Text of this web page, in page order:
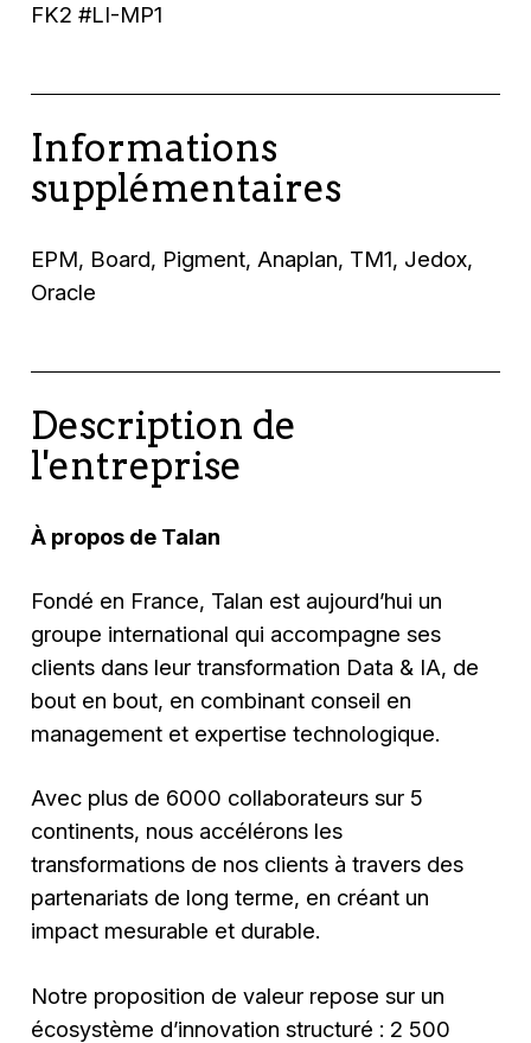
FK2 #LI-MP1
Informations
supplémentaires
EPM, Board, Pigment, Anaplan, TM1, Jedox,
Oracle
Description de
l'entreprise
À propos de Talan
Fondé en France, Talan est aujourd’hui un
groupe international qui accompagne ses
clients dans leur transformation Data & IA, de
bout en bout, en combinant conseil en
management et expertise technologique.
Avec plus de 6000 collaborateurs sur 5
continents, nous accélérons les
transformations de nos clients à travers des
partenariats de long terme, en créant un
impact mesurable et durable.
Notre proposition de valeur repose sur un
écosystème d’innovation structuré : 2 500